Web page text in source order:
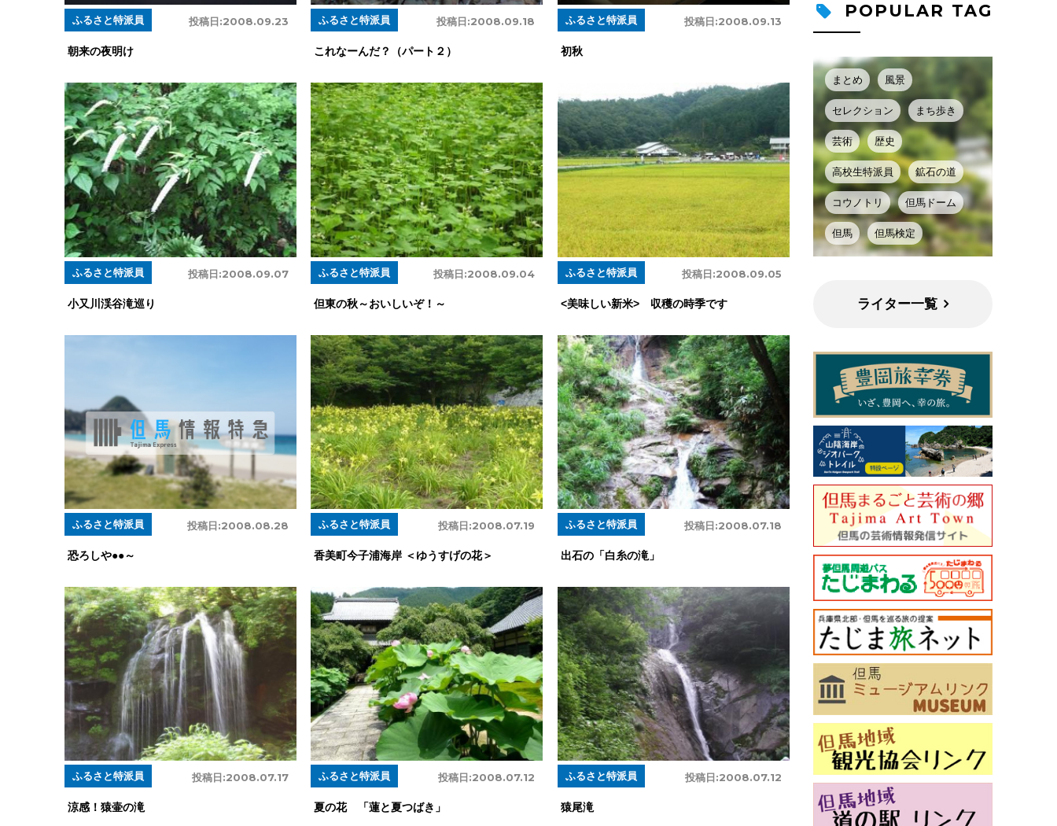
投稿日:2008.09.23
ふるさと特派員
朝来の夜明け
投稿日:2008.09.18
ふるさと特派員
これなーんだ？（パート２）
投稿日:2008.09.13
ふるさと特派員
初秋
投稿日:2008.09.07
ふるさと特派員
小又川渓谷滝巡り
投稿日:2008.09.04
ふるさと特派員
但東の秋～おいしいぞ！～
投稿日:2008.09.05
ふるさと特派員
<美味しい新米> 収穫の時季です
投稿日:2008.08.28
ふるさと特派員
恐ろしや●●～
投稿日:2008.07.19
ふるさと特派員
香美町今子浦海岸 ＜ゆうすげの花＞
投稿日:2008.07.18
ふるさと特派員
出石の「白糸の滝」
投稿日:2008.07.17
ふるさと特派員
涼感！猿壷の滝
投稿日:2008.07.12
ふるさと特派員
夏の花 「蓮と夏つばき」
投稿日:2008.07.12
ふるさと特派員
猿尾滝
POPULAR TAG
まとめ 風景
セレクション まち歩き
芸術 歴史
高校生特派員 鉱石の道
コウノトリ 但馬ドーム
但馬 但馬検定
ライター一覧